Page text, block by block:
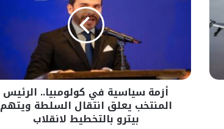
انتقال
السلطة
أزمة سياسية في كولومبيا.. الرئيس
المنتخب يعلق انتقال السلطة ويتهم
بيترو بالتخطيط لانقلاب